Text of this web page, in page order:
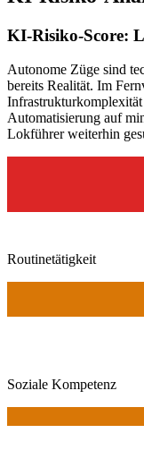
KI-Risiko-Score:
Autonome Züge sind
bereits Realität. Im
Automatisierung auf
Lokführer weiterhin
Routinetätigkeit
Soziale Kompetenz